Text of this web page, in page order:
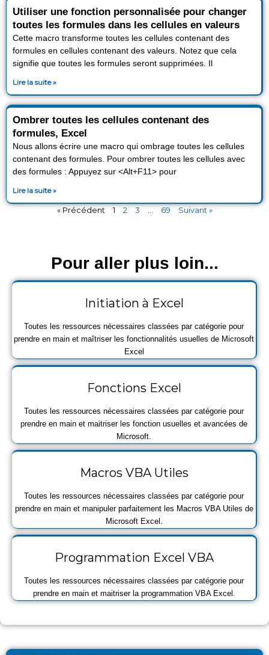
Utiliser une fonction personnalisée pour changer
toutes les formules dans les cellules en valeurs
Cette macro transforme toutes les cellules contenant des
formules en cellules contenant des valeurs. Notez que cela
signifie que toutes les formules seront supprimées. Il
Lire la suite »
Ombrer toutes les cellules contenant des
formules, Excel
Nous allons écrire une macro qui ombrage toutes les cellules
contenant des formules. Pour ombrer toutes les cellules avec
des formules : Appuyez sur <Alt+F11> pour
Lire la suite »
« Précédent 1 2 3 69 Suivant »
Pour aller plus loin...
Initiation à Excel
Toutes les ressources nécessaires classées par catégorie pour
prendre en main et maîtriser les fonctionnalités usuelles de Microsoft
Excel
Fonctions Excel
Toutes les ressources nécessaires classées par catégorie pour
prendre en main et maitriser les fonction usuelles et avancées de
Microsoft.
Macros VBA Utiles
Toutes les ressources nécessaires classées par catégorie pour
prendre en main et manipuler parfaitement les Macros VBA Utiles de
Microsoft Excel.
Programmation Excel VBA
Toutes les ressources nécessaires classées par catégorie pour
prendre en main et maitriser la programmation VBA Excel.